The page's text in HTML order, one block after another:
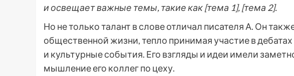
и освещает важные темы, такие как [тема 1], [тема 2].
Но не только талант в слове отличал писателя А. Он
общественной жизни, тепло принимая участие в
и культурные события. Его взгляды и идеи имели
мышление его коллег по цеху.